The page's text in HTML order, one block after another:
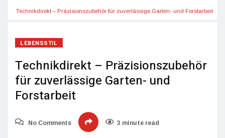
Technikdirekt – Präzisionszubehör für zuverlässige Garten- und Forstarbeit
LEBENSSTIL
Technikdirekt – Präzisionszubehör
für zuverlässige Garten- und
Forstarbeit
No Comments 3 minute read